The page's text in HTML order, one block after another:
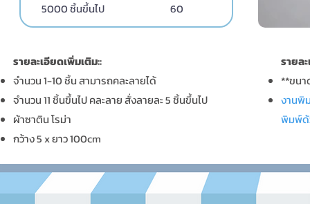
5000 ชิ้นขึ้นไป 60
รายละเอียดเพิ่มเติม::
จำนวน 1-10 ชิ้น สามารถคละลายได้
จำนวน 11 ชิ้นขึ้นไป คละลาย สั่งลายละ 5 ชิ้นขึ้นไป
ผ้าซาติน โรม่า
กว้าง 5 x ยาว 100cm
รายล
**ขนา
งานพิ
พิมพ์ด้